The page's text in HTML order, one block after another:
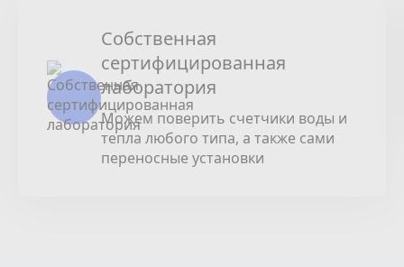
Собственная
сертифицированная
лаборатория
Можем поверить счетчики воды и
тепла любого типа, а также сами
переносные установки